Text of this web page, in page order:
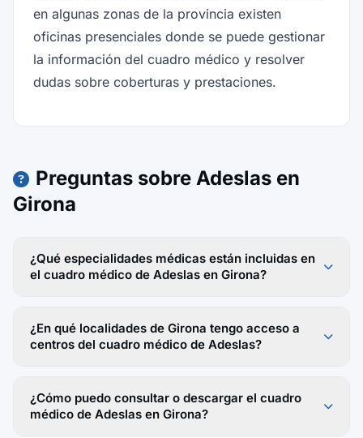
en algunas zonas de la provincia existen
oficinas presenciales donde se puede gestionar
la información del cuadro médico y resolver
dudas sobre coberturas y prestaciones.
Preguntas sobre Adeslas en
Girona
¿Qué especialidades médicas están incluidas en
el cuadro médico de Adeslas en Girona?
¿En qué localidades de Girona tengo acceso a
centros del cuadro médico de Adeslas?
¿Cómo puedo consultar o descargar el cuadro
médico de Adeslas en Girona?